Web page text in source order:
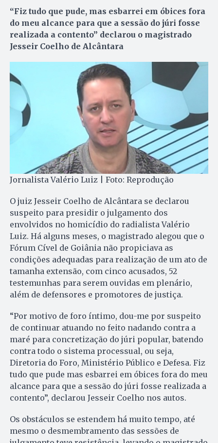
“Fiz tudo que pude, mas esbarrei em óbices fora
do meu alcance para que a sessão do júri fosse
realizada a contento” declarou o magistrado
Jesseir Coelho de Alcântara
Jornalista Valério Luiz | Foto: Reprodução
O juiz Jesseir Coelho de Alcântara se declarou
suspeito para presidir o julgamento dos
envolvidos no homicídio do radialista Valério
Luiz. Há alguns meses, o magistrado alegou que o
Fórum Cível de Goiânia não propiciava as
condições adequadas para realização de um ato de
tamanha extensão, com cinco acusados, 52
testemunhas para serem ouvidas em plenário,
além de defensores e promotores de justiça.
“Por motivo de foro íntimo, dou-me por suspeito
de continuar atuando no feito nadando contra a
maré para concretização do júri popular, batendo
contra todo o sistema processual, ou seja,
Diretoria do Foro, Ministério Público e Defesa. Fiz
tudo que pude mas esbarrei em óbices fora do meu
alcance para que a sessão do júri fosse realizada a
contento”, declarou Jesseir Coelho nos autos.
Os obstáculos se estendem há muito tempo, até
mesmo o desmembramento das sessões de